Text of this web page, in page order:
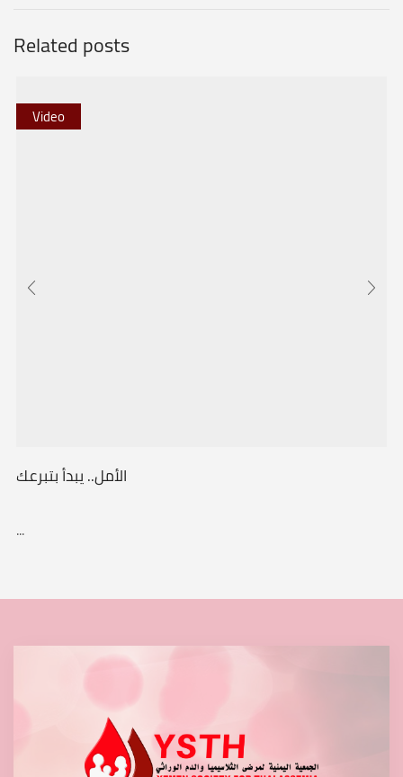
Related posts
Video
الأمل.. يبدأ بتبرعك
...